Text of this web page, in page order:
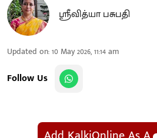
ஸ்ரீவித்யா பசுபதி
Updated on:10 May 2026, 11:14 am
Follow Us